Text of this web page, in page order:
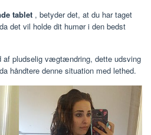
tablet , betyder det, at du har taget
det vil holde dit humør i den bedst
af pludselig vægtændring, dette udsving
håndtere denne situation med lethed.